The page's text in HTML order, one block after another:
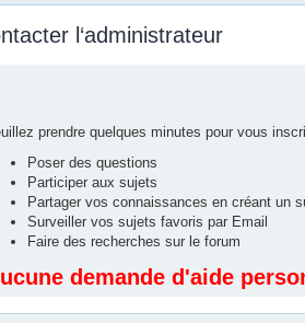
l‘administrateur
prendre quelques minutes pour vous
Poser des questions
Participer aux sujets
Partager vos connaissances en créant un
Surveiller vos sujets favoris par Email
Faire des recherches sur le forum
demande d'aide